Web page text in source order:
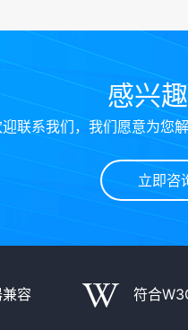
感兴
联系我们，我们愿意为您
立即
容 符合